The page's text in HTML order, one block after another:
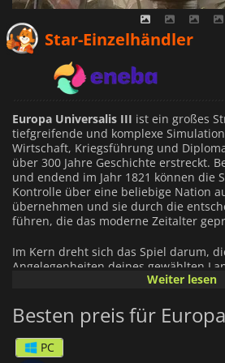
Star-Einzelhändler
Europa Universalis III ist ein großes
tiefgreifende und komplexe
Wirtschaft, Kriegsführung und
über 300 Jahre Geschichte erstreckt.
und endend im Jahr 1821 können die
Kontrolle über eine beliebige Nation
übernehmen und sie durch die
führen, die das moderne Zeitalter
Im Kern dreht sich das Spiel darum,
Angelegenheiten deines gewählten
Dazu gehören Steuern, Handelswege
und das Unterzeichnen von
Entscheidungen, die du triffst,
globalen Imperiums oder zum
mächtigen Königreichs führen.
Weiter lesen
Besten preis für
PC